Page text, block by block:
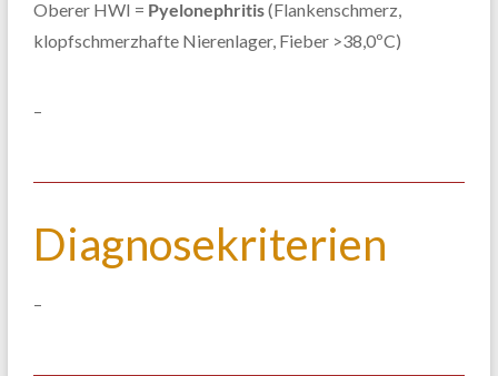
Oberer HWI = Pyelonephritis(Flankenschmerz,
klopfschmerzhafte Nierenlager, Fieber >38,0ºC)
–
Diagnosekriterien
–